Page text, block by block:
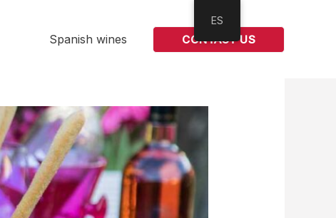
Spanish wines CONTACT US
ES